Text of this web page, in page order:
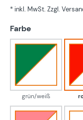
* inkl. MwSt. Zzgl.
Farbe
grün/weiß